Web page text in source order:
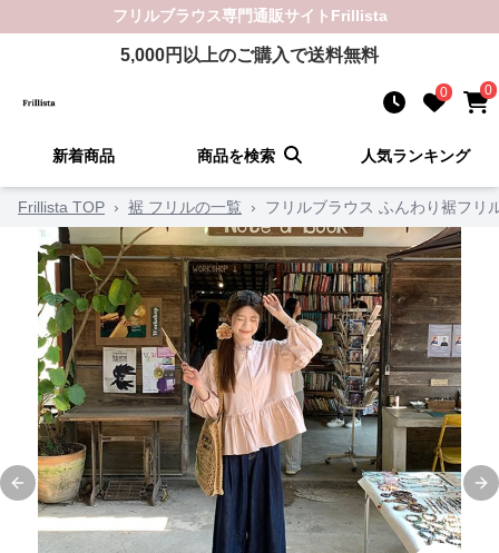
フリルブラウス専門通販サイト Frillista
5,000円以上のご購入で送料無料
0 0
新着商品 商品を検索 人気ランキング
Frillista TOP › 裾 フリルの一覧 › フリルブラウス ふんわり裾フリ
Previous slide